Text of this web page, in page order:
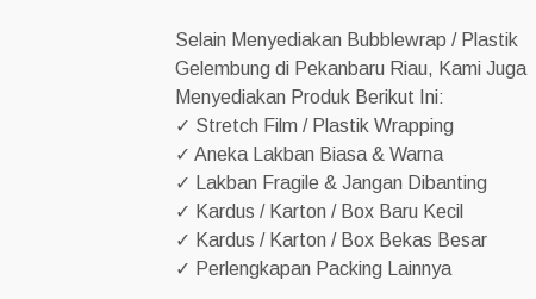
Selain Menyediakan Bubblewrap / Plastik
Gelembung di Pekanbaru Riau, Kami Juga
Menyediakan Produk Berikut Ini:
✓ Stretch Film / Plastik Wrapping
✓ Aneka Lakban Biasa & Warna
✓ Lakban Fragile & Jangan Dibanting
✓ Kardus / Karton / Box Baru Kecil
✓ Kardus / Karton / Box Bekas Besar
✓ Perlengkapan Packing Lainnya